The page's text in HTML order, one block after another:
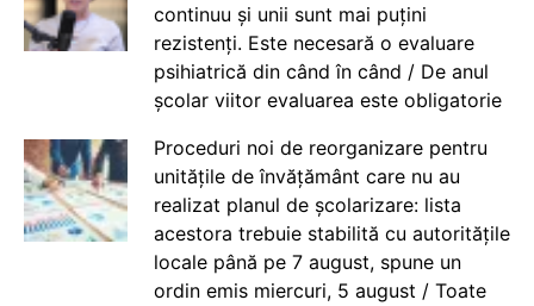
continuu și unii sunt mai puțini
rezistenți. Este necesară o evaluare
psihiatrică din când în când / De anul
școlar viitor evaluarea este obligatorie
Proceduri noi de reorganizare pentru
unitățile de învățământ care nu au
realizat planul de școlarizare: lista
acestora trebuie stabilită cu autoritățile
locale până pe 7 august, spune un
ordin emis miercuri, 5 august / Toate